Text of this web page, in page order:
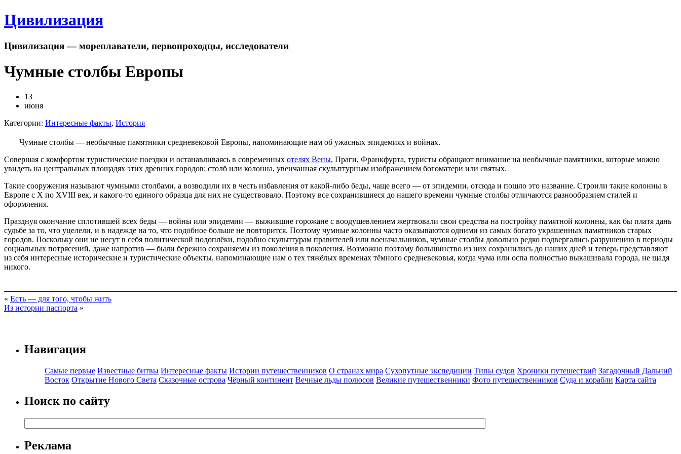
Цивилизация
Цивилизация — мореплаватели, первопроходцы, исследователи
Чумные столбы Европы
13
июня
Категории: Интересные факты, История
Чумные столбы — необычные памятники средневековой Европы, напоминающие нам об ужасных эпидемиях и войнах.
Совершая с комфортом туристические поездки и останавливаясь в современных отелях Вены, Праги, Франкфурта, туристы обращают внимание на необычные памятники, которые можно
увидеть на центральных площадях этих древних городов: столб или колонна, увенчанная скульптурным изображением богоматери или святых.
Такие сооружения называют чумными столбами, а возводили их в честь избавления от какой-либо беды, чаще всего — от эпидемии, отсюда и пошло это название. Строили такие колонны в
Европе с X по XVIII век, и какого-то единого образца для них не существовало. Поэтому все сохранившиеся до нашего времени чумные столбы отличаются разнообразием стилей и
оформления.
Празднуя окончание сплотившей всех беды — войны или эпидемии — выжившие горожане с воодушевлением жертвовали свои средства на постройку памятной колонны, как бы платя дань
судьбе за то, что уцелели, и в надежде на то, что подобное больше не повторится. Поэтому чумные колонны часто оказываются одними из самых богато украшенных памятников старых
городов. Поскольку они не несут в себя политической подоплёки, подобно скульптурам правителей или военачальников, чумные столбы довольно редко подвергались разрушению в периоды
социальных потрясений, даже напротив — были бережно сохраняемы из поколения в поколения. Возможно поэтому большинство из них сохранились до наших дней и теперь представляют
из себя интересные исторические и туристические объекты, напоминающие нам о тех тяжёлых временах тёмного средневековья, когда чума или оспа полностью выкашивала города, не щадя
никого.
« Есть — для того, чтобы жить
Из истории паспорта »
Навигация
Самые первые Известные битвы Интересные факты Истории путешественников О странах мира Сухопутные экспедиции Типы судов Хроники путешествий Загадочный Дальний
Восток Открытие Нового Света Сказочные острова Чёрный континент Вечные льды полюсов Великие путешественники Фото путешественников Суда и корабли Карта сайта
Поиск по сайту
Реклама